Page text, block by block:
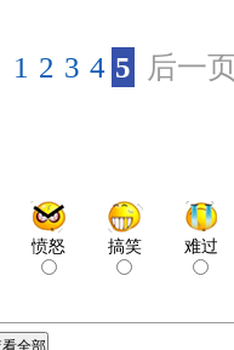
1 2 3 4 5 后一
愤怒 搞笑 难过